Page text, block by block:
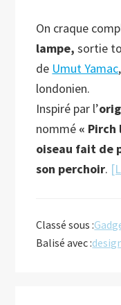
On craque
lampe, sortie
de Umut Yamac
londonien.
Inspiré par l’
nommé « Pirch
oiseau fait de
son perchoir.
Classé sous :
Balisé avec :